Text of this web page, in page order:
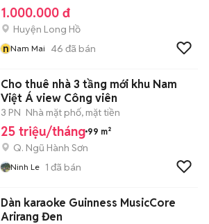
1.000.000 đ
Huyện Long Hồ
nNam Mai 46 đã bán
Cho thuê nhà 3 tầng mới khu Nam
Việt Á view Công viên
3 PN Nhà mặt phố, mặt tiền
25 triệu/tháng 99 m²
Q. Ngũ Hành Sơn
Ninh Le 1 đã bán
Dàn karaoke Guinness MusicCore
Arirang Đen